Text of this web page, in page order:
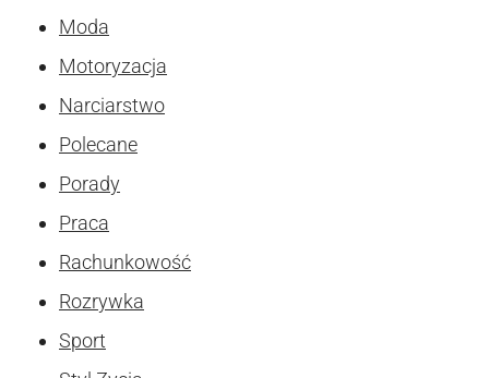
Moda
Motoryzacja
Narciarstwo
Polecane
Porady
Praca
Rachunkowość
Rozrywka
Sport